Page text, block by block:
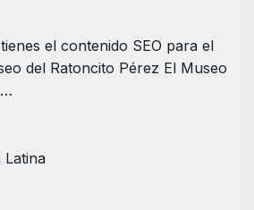
el contenido SEO para el
del Ratoncito Pérez El Museo